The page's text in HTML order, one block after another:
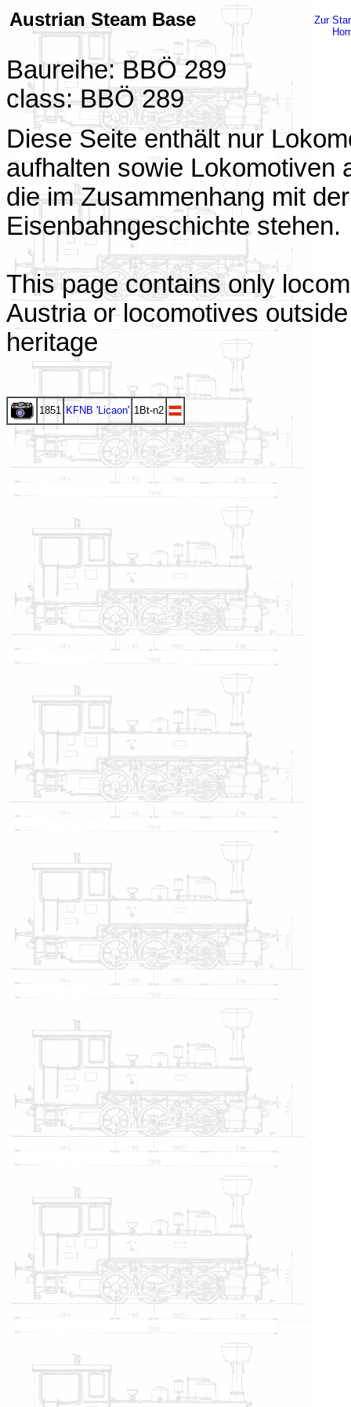
Austrian Steam Base
Zur
Baureihe: BBÖ 289
class: BBÖ 289
Diese Seite enthält nur
aufhalten sowie Lokomotiven
die im Zusammenhang mit
Eisenbahngeschichte stehen.
This page contains only
Austria or locomotives
heritage
1851 KFNB 'Licaon' 1Bt-n2